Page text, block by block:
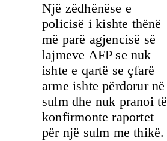
Një zëdhënëse e
policisë i kishte thënë
më parë agjencisë së
lajmeve AFP se nuk
ishte e qartë se çfarë
arme ishte përdorur në
sulm dhe nuk pranoi të
konfirmonte raportet
për një sulm me thikë.